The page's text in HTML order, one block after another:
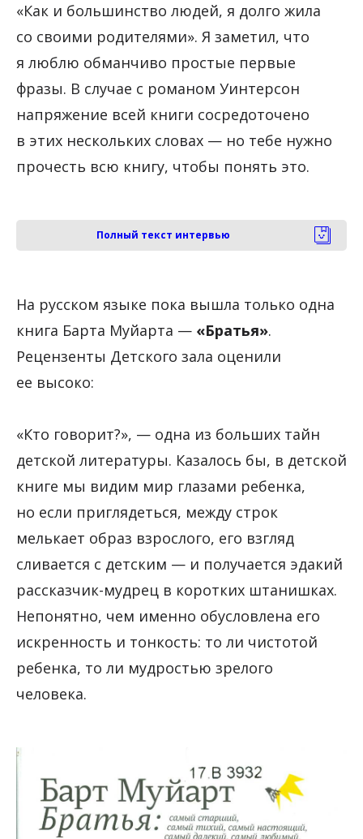
«Как и большинство людей, я долго жила
со своими родителями». Я заметил, что
я люблю обманчиво простые первые
фразы. В случае с романом Уинтерсон
напряжение всей книги сосредоточено
в этих нескольких словах — но тебе нужно
прочесть всю книгу, чтобы понять это.
Полный текст интервью
На русском языке пока вышла только одна
книга Барта Муйарта — «Братья».
Рецензенты Детского зала оценили
ее высоко:
«Кто говорит?», — одна из больших тайн
детской литературы. Казалось бы, в детской
книге мы видим мир глазами ребенка,
но если приглядеться, между строк
мелькает образ взрослого, его взгляд
сливается с детским — и получается эдакий
рассказчик-мудрец в коротких штанишках.
Непонятно, чем именно обусловлена его
искренность и тонкость: то ли чистотой
ребенка, то ли мудростью зрелого
человека.